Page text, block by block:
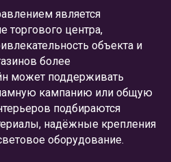
является
торгового центра,
объекта и
более
может поддерживать
кампанию или общую
подбираются
надёжные крепления
оборудование.